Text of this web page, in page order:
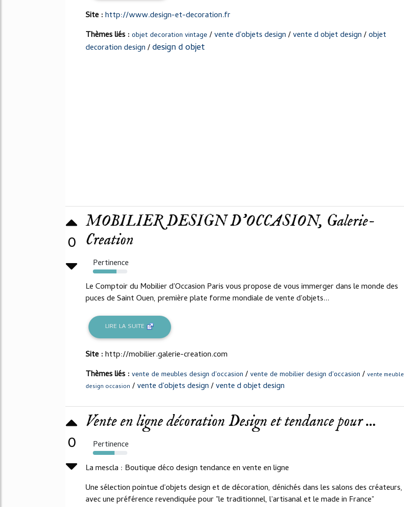
Site :http://www.design-et-decoration.fr
Thèmes liés : objet decoration vintage /vente d'objets design/vente d objet design/objet
decoration design/design d objet
0
MOBILIER DESIGN D'OCCASION, Galerie-
Creation
Pertinence
69%
Le Comptoir du Mobilier d'Occasion Paris vous propose de vous immerger dans le monde des
puces de Saint Ouen, première plate forme mondiale de vente d'objets...
LIRE LA SUITE
Site :http://mobilier.galerie-creation.com
Thèmes liés : vente de meubles design d'occasion /vente de mobilier design d'occasion / vente meuble
design occasion /vente d'objets design/vente d objet design
0
Vente en ligne décoration Design et tendance pour ...
Pertinence
63%
La mescla : Boutique déco design tendance en vente en ligne
Une sélection pointue d'objets design et de décoration, dénichés dans les salons des créateurs,
avec une préférence revendiquée pour "le traditionnel, l'artisanal et le made in France"